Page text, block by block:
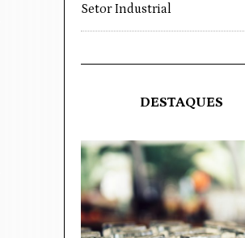
Setor Industrial
DESTAQUES